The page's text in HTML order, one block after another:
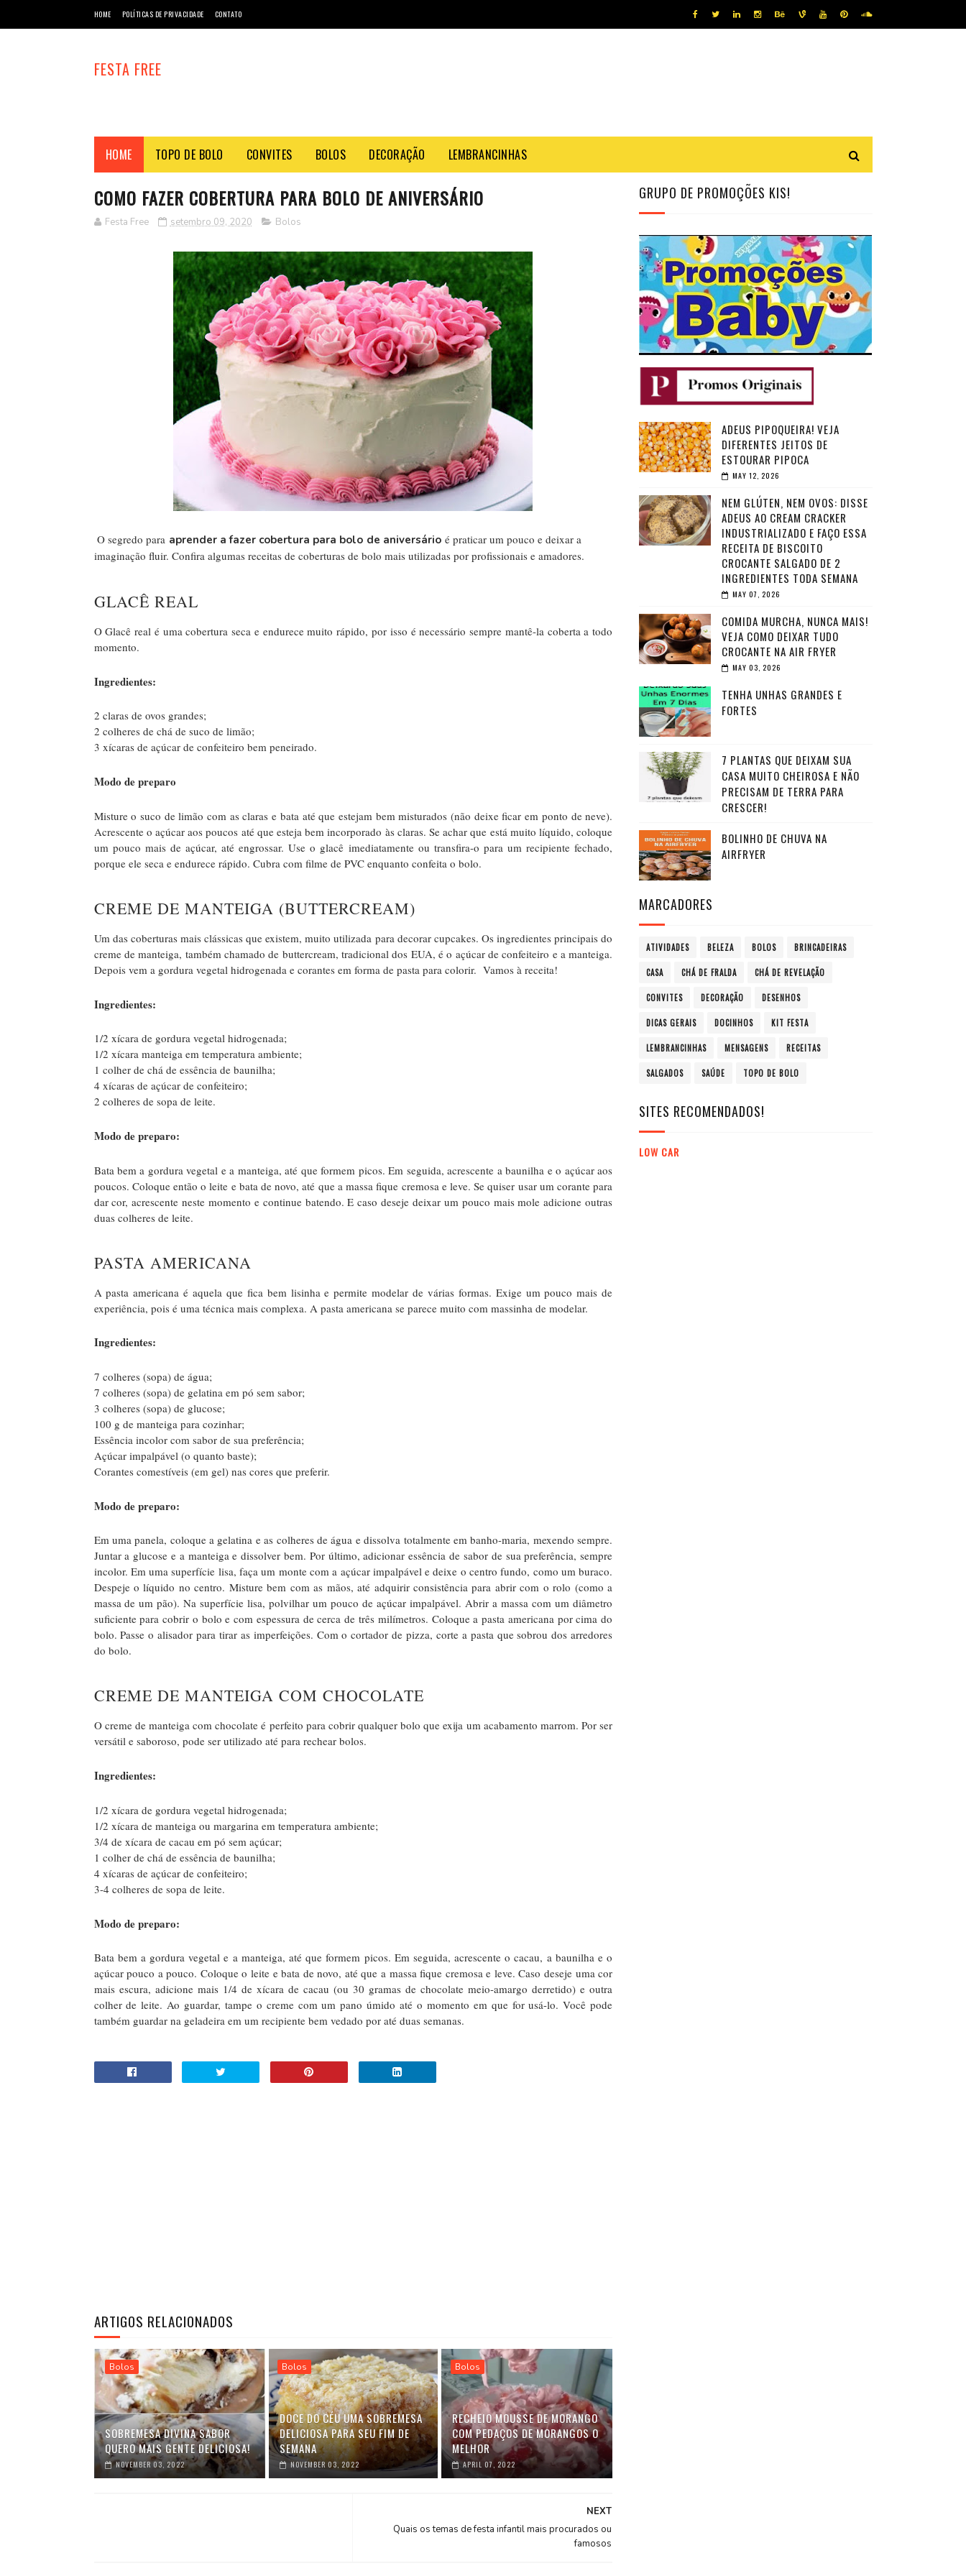
HOME POLÍTICAS DE PRIVACIDADE CONTATO
FESTA FREE
HOME TOPO DE BOLO CONVITES BOLOS DECORAÇÃO LEMBRANCINHAS
COMO FAZER COBERTURA PARA BOLO DE ANIVERSÁRIO
Festa Free setembro 09, 2020 Bolos
O segredo para aprender a fazer cobertura para bolo de aniversário é praticar um pouco e deixar a
imaginação fluir. Confira algumas receitas de coberturas de bolo mais utilizadas por profissionais e amadores.
GLACÊ REAL
O Glacê real é uma cobertura seca e endurece muito rápido, por isso é necessário sempre mantê-la coberta a todo
momento.
Ingredientes:
2 claras de ovos grandes;
2 colheres de chá de suco de limão;
3 xícaras de açúcar de confeiteiro bem peneirado.
Modo de preparo
Misture o suco de limão com as claras e bata até que estejam bem misturados (não deixe ficar em ponto de neve).
Acrescente o açúcar aos poucos até que esteja bem incorporado às claras. Se achar que está muito líquido, coloque
um pouco mais de açúcar, até engrossar. Use o glacê imediatamente ou transfira-o para um recipiente fechado,
porque ele seca e endurece rápido. Cubra com filme de PVC enquanto confeita o bolo.
CREME DE MANTEIGA (BUTTERCREAM)
Um das coberturas mais clássicas que existem, muito utilizada para decorar cupcakes. Os ingredientes principais do
creme de manteiga, também chamado de buttercream, tradicional dos EUA, é o açúcar de confeiteiro e a manteiga.
Depois vem a gordura vegetal hidrogenada e corantes em forma de pasta para colorir. Vamos à receita!
Ingredientes:
1/2 xícara de gordura vegetal hidrogenada;
1/2 xícara manteiga em temperatura ambiente;
1 colher de chá de essência de baunilha;
4 xícaras de açúcar de confeiteiro;
2 colheres de sopa de leite.
Modo de preparo:
Bata bem a gordura vegetal e a manteiga, até que formem picos. Em seguida, acrescente a baunilha e o açúcar aos
poucos. Coloque então o leite e bata de novo, até que a massa fique cremosa e leve. Se quiser usar um corante para
dar cor, acrescente neste momento e continue batendo. E caso deseje deixar um pouco mais mole adicione outras
duas colheres de leite.
PASTA AMERICANA
A pasta americana é aquela que fica bem lisinha e permite modelar de várias formas. Exige um pouco mais de
experiência, pois é uma técnica mais complexa. A pasta americana se parece muito com massinha de modelar.
Ingredientes:
7 colheres (sopa) de água;
7 colheres (sopa) de gelatina em pó sem sabor;
3 colheres (sopa) de glucose;
100 g de manteiga para cozinhar;
Essência incolor com sabor de sua preferência;
Açúcar impalpável (o quanto baste);
Corantes comestíveis (em gel) nas cores que preferir.
Modo de preparo:
Em uma panela, coloque a gelatina e as colheres de água e dissolva totalmente em banho-maria, mexendo sempre.
Juntar a glucose e a manteiga e dissolver bem. Por último, adicionar essência de sabor de sua preferência, sempre
incolor. Em uma superfície lisa, faça um monte com a açúcar impalpável e deixe o centro fundo, como um buraco.
Despeje o líquido no centro. Misture bem com as mãos, até adquirir consistência para abrir com o rolo (como a
massa de um pão). Na superfície lisa, polvilhar um pouco de açúcar impalpável. Abrir a massa com um diâmetro
suficiente para cobrir o bolo e com espessura de cerca de três milímetros. Coloque a pasta americana por cima do
bolo. Passe o alisador para tirar as imperfeições. Com o cortador de pizza, corte a pasta que sobrou dos arredores
do bolo.
CREME DE MANTEIGA COM CHOCOLATE
O creme de manteiga com chocolate é perfeito para cobrir qualquer bolo que exija um acabamento marrom. Por ser
versátil e saboroso, pode ser utilizado até para rechear bolos.
Ingredientes:
1/2 xícara de gordura vegetal hidrogenada;
1/2 xícara de manteiga ou margarina em temperatura ambiente;
3/4 de xícara de cacau em pó sem açúcar;
1 colher de chá de essência de baunilha;
4 xícaras de açúcar de confeiteiro;
3-4 colheres de sopa de leite.
Modo de preparo:
Bata bem a gordura vegetal e a manteiga, até que formem picos. Em seguida, acrescente o cacau, a baunilha e o
açúcar pouco a pouco. Coloque o leite e bata de novo, até que a massa fique cremosa e leve. Caso deseje uma cor
mais escura, adicione mais 1/4 de xícara de cacau (ou 30 gramas de chocolate meio-amargo derretido) e outra
colher de leite. Ao guardar, tampe o creme com um pano úmido até o momento em que for usá-lo. Você pode
também guardar na geladeira em um recipiente bem vedado por até duas semanas.
ARTIGOS RELACIONADOS
Bolos
SOBREMESA DIVINA SABOR
QUERO MAIS GENTE DELICIOSA!
NOVEMBER 03, 2022
Bolos
DOCE DO CÉU UMA SOBREMESA
DELICIOSA PARA SEU FIM DE
SEMANA
NOVEMBER 03, 2022
Bolos
RECHEIO MOUSSE DE MORANGO
COM PEDAÇOS DE MORANGOS O
MELHOR
APRIL 07, 2022
NEXT
Quais os temas de festa infantil mais procurados ou
famosos
GRUPO DE PROMOÇÕES KIS!
ADEUS PIPOQUEIRA! VEJA
DIFERENTES JEITOS DE
ESTOURAR PIPOCA
MAY 12, 2026
NEM GLÚTEN, NEM OVOS: DISSE
ADEUS AO CREAM CRACKER
INDUSTRIALIZADO E FAÇO ESSA
RECEITA DE BISCOITO
CROCANTE SALGADO DE 2
INGREDIENTES TODA SEMANA
MAY 07, 2026
COMIDA MURCHA, NUNCA MAIS!
VEJA COMO DEIXAR TUDO
CROCANTE NA AIR FRYER
MAY 03, 2026
TENHA UNHAS GRANDES E
FORTES
7 PLANTAS QUE DEIXAM SUA
CASA MUITO CHEIROSA E NÃO
PRECISAM DE TERRA PARA
CRESCER!
BOLINHO DE CHUVA NA
AIRFRYER
MARCADORES
ATIVIDADES BELEZA BOLOS BRINCADEIRAS
CASA CHÁ DE FRALDA CHÁ DE REVELAÇÃO
CONVITES DECORAÇÃO DESENHOS
DICAS GERAIS DOCINHOS KIT FESTA
LEMBRANCINHAS MENSAGENS RECEITAS
SALGADOS SAÚDE TOPO DE BOLO
SITES RECOMENDADOS!
LOW CAR